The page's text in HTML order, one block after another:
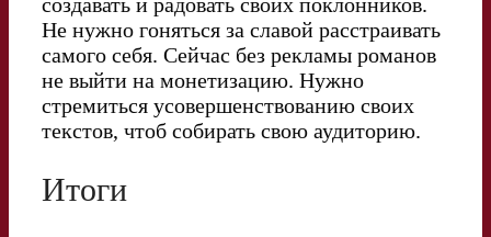
создавать и радовать своих поклонников.
Не нужно гоняться за славой расстраивать
самого себя. Сейчас без рекламы романов
не выйти на монетизацию. Нужно
стремиться усовершенствованию своих
текстов, чтоб собирать свою аудиторию.
Итоги